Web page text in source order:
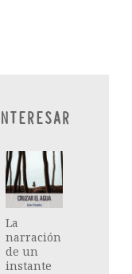
La
narración
de un
instante